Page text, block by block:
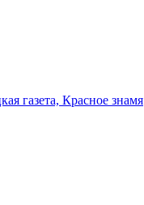
газета, Красное знамя